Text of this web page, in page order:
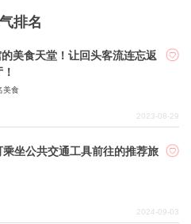
排名
的美食天堂！让回头客流连忘返
美食
2023-08-29
乘坐公共交通工具前往的推荐旅
2024-09-03